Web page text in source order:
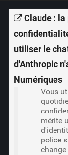
Claude :
utiliser le
d'Anthropic
Numériques
Vous
mérite
police